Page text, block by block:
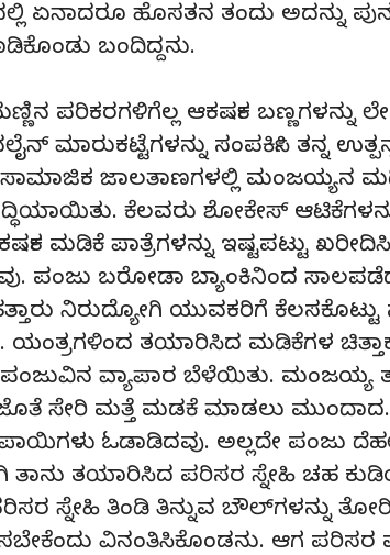
ಏನಾದರೂ ಹೊಸತನ ತಂದು ಅದನ್ನು
ಬಂದಿದ್ದನು.
ಪರಿಕರಗಳಿಗೆಲ್ಲ ಆಕರ್ಷಕ ಬಣ್ಣಗಳನ್ನು
ಮಾರುಕಟ್ಟೆಗಳನ್ನು ಸಂಪರ್ಕಿಸಿ ತನ್ನ
ಸಾಮಾಜಿಕ ಜಾಲತಾಣಗಳಲ್ಲಿ ಮಂಜಯ್ಯನ
ಕೆಲವರು ಶೋಕೇಸ್
ಮಡಿಕೆ ಪಾತ್ರೆಗಳನ್ನು ಇಷ್ಟಪಟ್ಟು
ಪಂಜು ಬರೋಡಾ ಬ್ಯಾಂಕಿನಿಂದ
ನಿರುದ್ಯೋಗಿ ಯುವಕರಿಗೆ
ಯಂತ್ರಗಳಿಂದ ತಯಾರಿಸಿದ ಮಡಿಕೆಗಳ
ಪಂಜುವಿನ ವ್ಯಾಪಾರ ಬೆಳೆಯಿತು. ಮಂಜಯ್ಯ
ಸೇರಿ ಮತ್ತೆ ಮಡಕೆ ಮಾಡಲು
ಓಡಾಡಿದವು. ಅಲ್ಲದೇ ಪಂಜು
ತಾನು ತಯಾರಿಸಿದ ಪರಿಸರ ಸ್ನೇಹಿ ಚಹ
ಸ್ನೇಹಿ ತಿಂಡಿ ತಿನ್ನುವ ಬೌಲ್‍ಗಳನ್ನು
ವಿನಂತಿಸಿಕೊಂಡನು. ಆಗ ಪರಿಸರ